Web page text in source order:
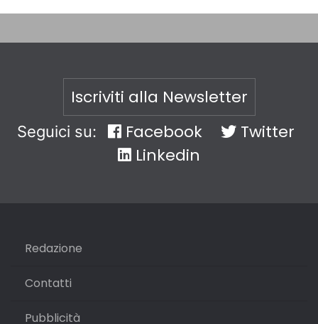
Iscriviti alla Newsletter
Seguici su: Facebook
Twitter
Linkedin
Redazione
Contatti
Pubblicità